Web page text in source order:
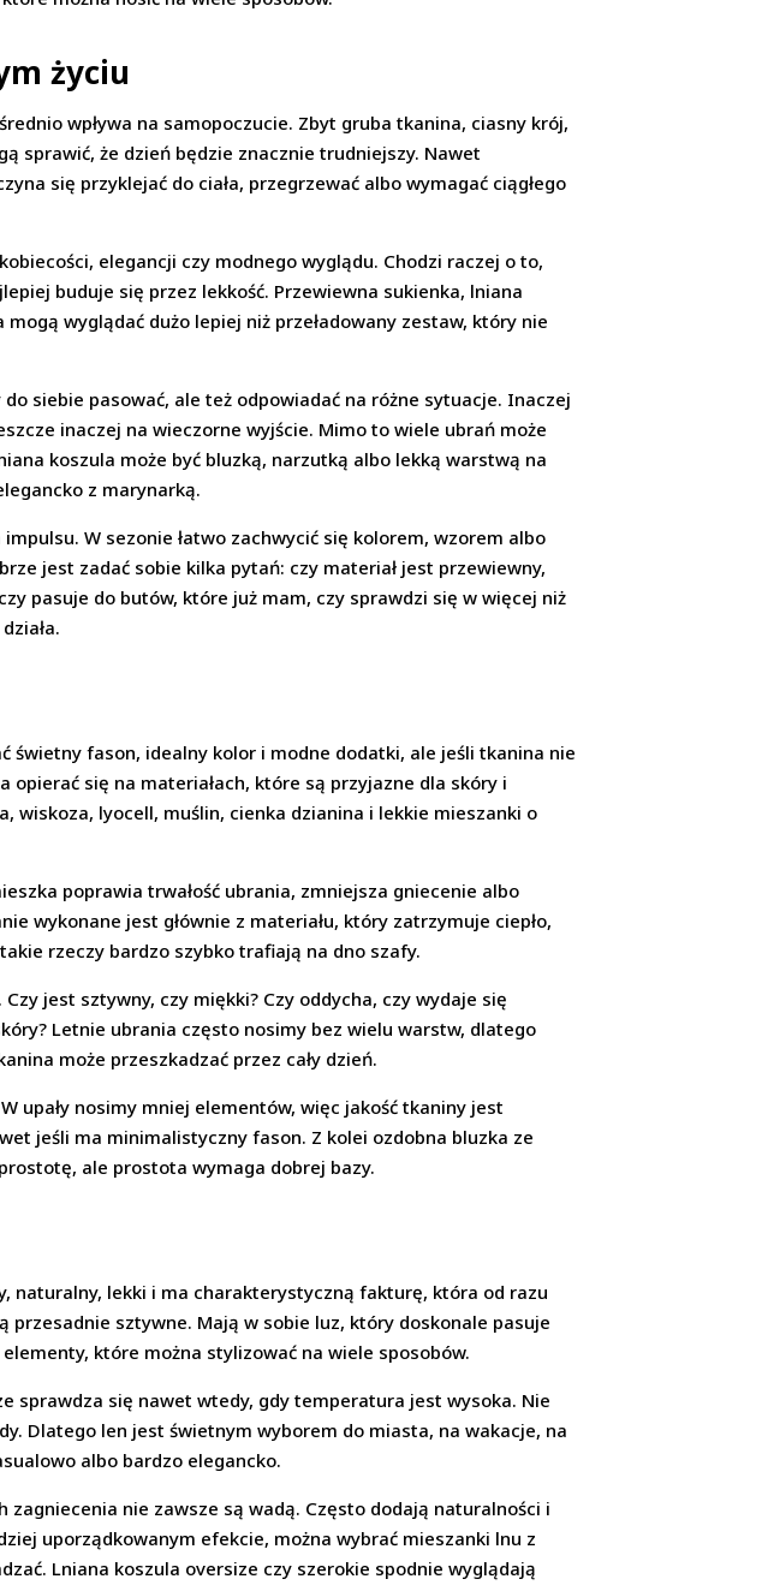
życiu
wpływa na samopoczucie. Zbyt gruba tkanina, ciasny krój,
sprawić, że dzień będzie znacznie trudniejszy. Nawet
się przyklejać do ciała, przegrzewać albo wymagać ciągłego
elegancji czy modnego wyglądu. Chodzi raczej o to,
buduje się przez lekkość. Przewiewna sukienka, lniana
wyglądać dużo lepiej niż przeładowany zestaw, który nie
siebie pasować, ale też odpowiadać na różne sytuacje. Inaczej
inaczej na wieczorne wyjście. Mimo to wiele ubrań może
koszula może być bluzką, narzutką albo lekką warstwą na
z marynarką.
W sezonie łatwo zachwycić się kolorem, wzorem albo
jest zadać sobie kilka pytań: czy materiał jest przewiewny,
pasuje do butów, które już mam, czy sprawdzi się w więcej niż
świetny fason, idealny kolor i modne dodatki, ale jeśli tkanina nie
się na materiałach, które są przyjazne dla skóry i
wiskoza, lyocell, muślin, cienka dzianina i lekkie mieszanki o
poprawia trwałość ubrania, zmniejsza gniecenie albo
wykonane jest głównie z materiału, który zatrzymuje ciepło,
rzeczy bardzo szybko trafiają na dno szafy.
jest sztywny, czy miękki? Czy oddycha, czy wydaje się
Letnie ubrania często nosimy bez wielu warstw, dlatego
może przeszkadzać przez cały dzień.
upały nosimy mniej elementów, więc jakość tkaniny jest
jeśli ma minimalistyczny fason. Z kolei ozdobna bluzka ze
ale prostota wymaga dobrej bazy.
naturalny, lekki i ma charakterystyczną fakturę, która od razu
sztywne. Mają w sobie luz, który doskonale pasuje
które można stylizować na wiele sposobów.
sprawdza się nawet wtedy, gdy temperatura jest wysoka. Nie
Dlatego len jest świetnym wyborem do miasta, na wakacje, na
albo bardzo elegancko.
nie zawsze są wadą. Często dodają naturalności i
uporządkowanym efekcie, można wybrać mieszanki lnu z
Lniana koszula oversize czy szerokie spodnie wyglądają